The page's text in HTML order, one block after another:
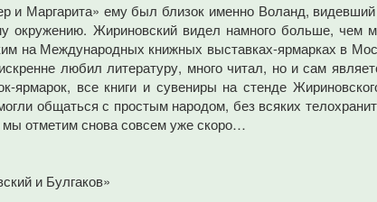
и Маргарита» ему был близок именно Воланд,
окружению. Жириновский видел намного больше,
на Международных книжных выставках-ярмарках в
любил литературу, много читал, но и сам
ярмарок, все книги и сувениры на стенде
общаться с простым народом, без всяких
отметим снова совсем уже скоро…
и Булгаков»